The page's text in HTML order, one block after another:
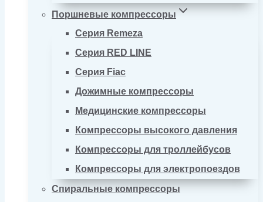
Поршневые компрессоры
Серия Remeza
Серия RED LINE
Серия Fiac
Дожимные компрессоры
Медицинские компрессоры
Компрессоры высокого давления
Компрессоры для троллейбусов
Компрессоры для электропоездов
Спиральные компрессоры